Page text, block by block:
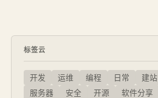
标签云
开发 运维 编程 日常 建站
服务器
安全 开源 软件分享